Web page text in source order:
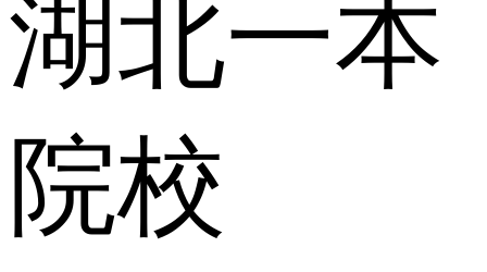
湖北一本
院校